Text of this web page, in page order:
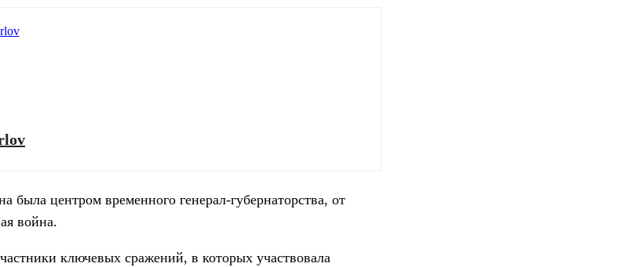
центром временного генерал-губернаторства, от
война.
ключевых сражений, в которых участвовала